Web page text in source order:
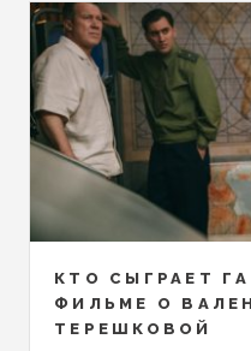
КТО СЫГРАЕТ
ФИЛЬМЕ О
ТЕРЕШКОВОЙ